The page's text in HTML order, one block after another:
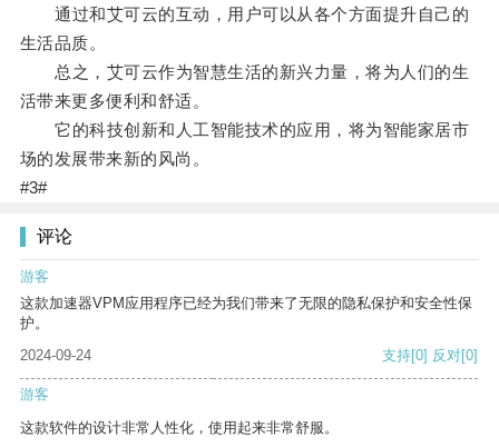
通过和艾可云的互动，用户可以从各个方面提升自己的
生活品质。
总之，艾可云作为智慧生活的新兴力量，将为人们的生
活带来更多便利和舒适。
它的科技创新和人工智能技术的应用，将为智能家居市
场的发展带来新的风尚。
#3#
评论
游客
这款加速器VPM应用程序已经为我们带来了无限的隐私保护和安全性保
护。
2024-09-24
支持[0] 反对[0]
游客
这款软件的设计非常人性化，使用起来非常舒服。